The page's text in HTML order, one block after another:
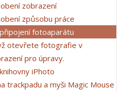
zobrazení
způsobu práce
fotoaparátu
otevřete fotografie v
pro úpravy.
iPhoto
trackpadu a myši Magic Mouse